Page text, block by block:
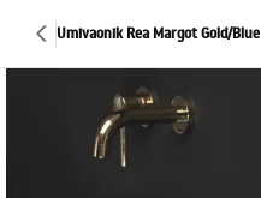
Umivaonik Rea Margot Gold/Blue